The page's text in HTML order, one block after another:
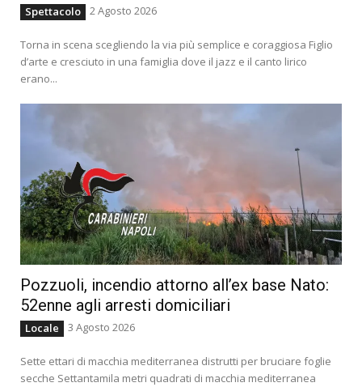
Spettacolo 2 Agosto 2026
Torna in scena scegliendo la via più semplice e coraggiosa Figlio
d’arte e cresciuto in una famiglia dove il jazz e il canto lirico
erano...
Pozzuoli, incendio attorno all’ex base Nato:
52enne agli arresti domiciliari
Locale 3 Agosto 2026
Sette ettari di macchia mediterranea distrutti per bruciare foglie
secche Settantamila metri quadrati di macchia mediterranea